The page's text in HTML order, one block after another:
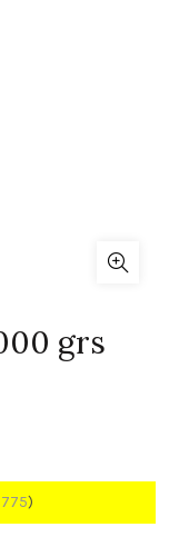
grs
775)